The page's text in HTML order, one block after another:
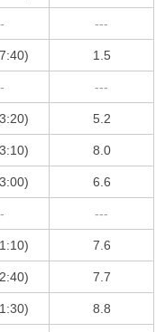
---
1.5
---
5.2
8.0
6.6
---
7.6
7.7
8.8